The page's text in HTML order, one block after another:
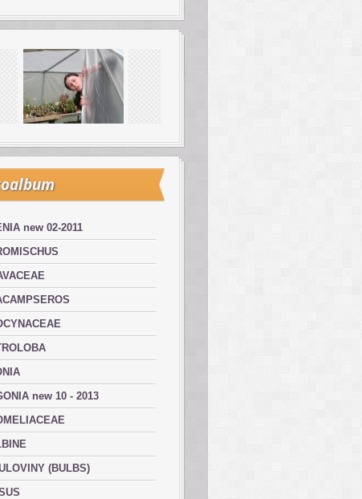
new 02-2011
new 10 - 2013
(BULBS)